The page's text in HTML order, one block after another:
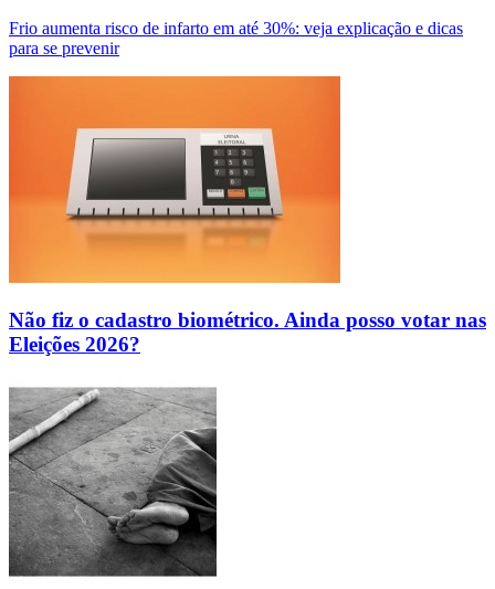
Frio aumenta risco de infarto em até 30%: veja explicação e dicas
para se prevenir
Não fiz o cadastro biométrico. Ainda posso votar nas
Eleições 2026?